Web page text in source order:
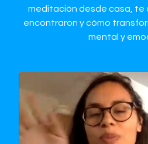
meditación desde casa, te
encontraron y cómo
mental y